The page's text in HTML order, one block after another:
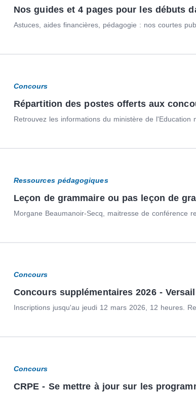
Nos guides et 4 pages pour les débuts
Astuces, aides financières, pédagogie : nos courtes
Concours
Répartition des postes offerts aux
Retrouvez les informations du ministère de l'Education
Ressources pédagogiques
Leçon de grammaire ou pas leçon de
Morgane Beaumanoir-Secq, maitresse de conférence
Concours
Concours supplémentaires 2026 -
Inscriptions jusqu'au jeudi 12 mars 2026, 12 heures.
Concours
CRPE - Se mettre à jour sur les